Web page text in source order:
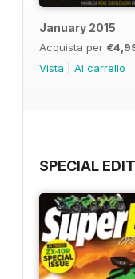
January 2015
Acquista per
Vista
Al carrello
SPECIAL